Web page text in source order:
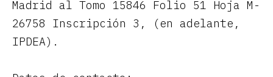
Madrid al Tomo 15846 Folio 51 Hoja M-
26758 Inscripción 3, (en adelante,
IPDEA).